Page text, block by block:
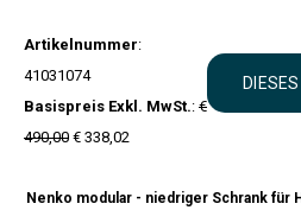
Artikelnummer:
41031074
Basispreis Exkl. MwSt.: €
490,00 € 338,02
Nenko modular - niedriger Schrank für